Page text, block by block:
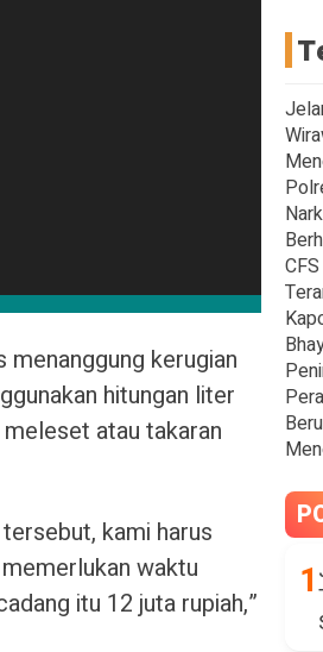
menanggung kerugian
hitungan liter
atau takaran
kami harus
waktu
itu 12 juta rupiah,”